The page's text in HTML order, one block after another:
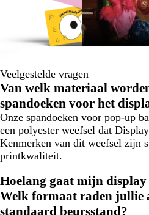
Veelgestelde vragen
Van welk materiaal
spandoeken voor het
Onze spandoeken voor pop-up
een polyester weefsel dat
Kenmerken van dit weefsel zijn
printkwaliteit.
Hoelang gaat mijn display
Welk formaat raden jullie
standaard beursstand?